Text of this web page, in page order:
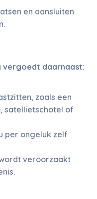
en aansluiten
vergoedt daarnaast:
zoals een
satellietschotel of
per ongeluk zelf
veroorzaakt